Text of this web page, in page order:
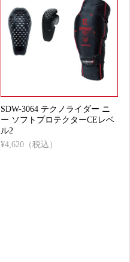
SDW-3064 テクノライダー ニ
ー ソフトプロテクターCEレベ
ル2
¥4,620（税込）